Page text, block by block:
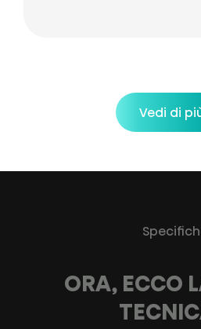
Vedi di
ORA, ECCO